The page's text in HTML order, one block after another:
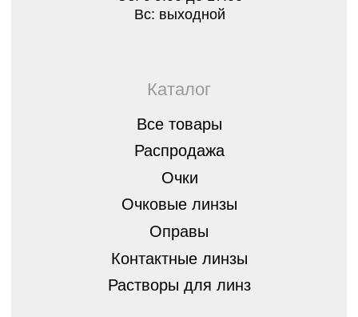
optica07@mail.ru
Остались вопросы?
и бесплатно проконсультируем